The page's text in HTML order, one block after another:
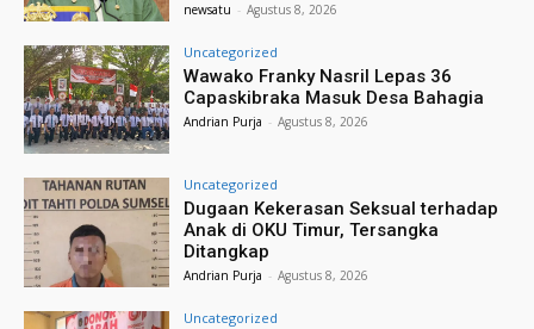
newsatu - Agustus 8, 2026
Uncategorized
Wawako Franky Nasril Lepas 36
Capaskibraka Masuk Desa Bahagia
Andrian Purja - Agustus 8, 2026
Uncategorized
Dugaan Kekerasan Seksual terhadap
Anak di OKU Timur, Tersangka
Ditangkap
Andrian Purja - Agustus 8, 2026
Uncategorized